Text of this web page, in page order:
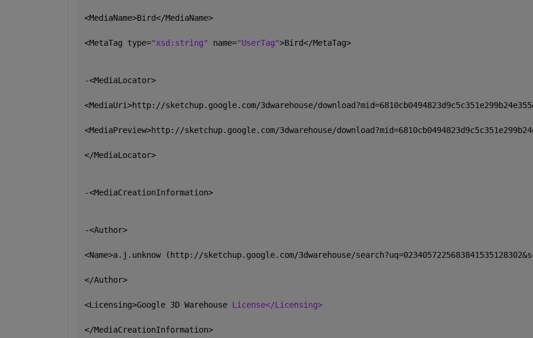
<MediaName>Bird</MediaName>
<MetaTag type="xsd:string" name="UserTag">Bird</MetaTag>
-<MediaLocator>
<MediaUri>http://sketchup.google.com/3dwarehouse/
<MediaPreview>http://sketchup.google.com/3dwarehouse/
</MediaLocator>
-<MediaCreationInformation>
-<Author>
<Name>a.j.unknow (http://sketchup.google.com/3dwarehouse/
</Author>
<Licensing>Google 3D Warehouse License</Licensing>
</MediaCreationInformation>